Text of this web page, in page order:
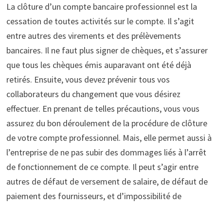
La clôture d’un compte bancaire professionnel est la
cessation de toutes activités sur le compte. Il s’agit
entre autres des virements et des prélèvements
bancaires. Il ne faut plus signer de chèques, et s’assurer
que tous les chèques émis auparavant ont été déjà
retirés. Ensuite, vous devez prévenir tous vos
collaborateurs du changement que vous désirez
effectuer. En prenant de telles précautions, vous vous
assurez du bon déroulement de la procédure de clôture
de votre compte professionnel. Mais, elle permet aussi à
l’entreprise de ne pas subir des dommages liés à l’arrêt
de fonctionnement de ce compte. Il peut s’agir entre
autres de défaut de versement de salaire, de défaut de
paiement des fournisseurs, et d’impossibilité de